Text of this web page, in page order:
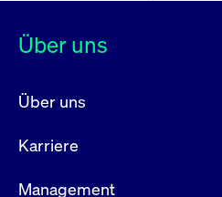
Über uns
Über uns
Karriere
Management